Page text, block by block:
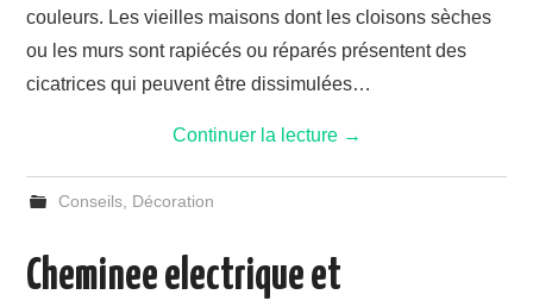
couleurs. Les vieilles maisons dont les cloisons sèches
ou les murs sont rapiécés ou réparés présentent des
cicatrices qui peuvent être dissimulées…
Continuer la lecture →
Conseils, Décoration
Cheminee electrique et